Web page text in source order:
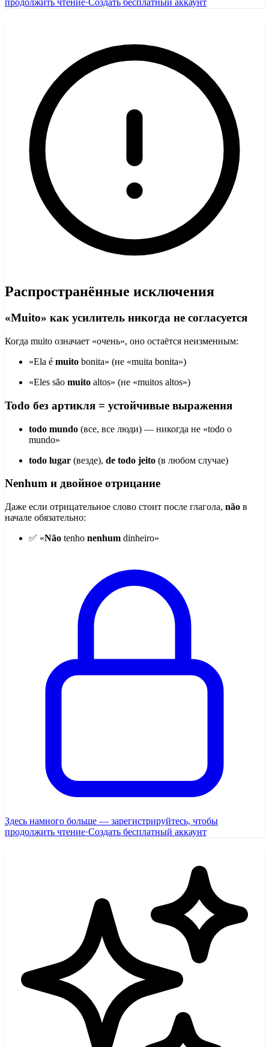
Распространённые исключения
«Muito» как усилитель никогда не согласуется
Когда muito означает «очень», оно остаётся неизменным:
«Ela é muito bonita» (не «muita bonita»)
«Eles são muito altos» (не «muitos altos»)
Todo без артикля = устойчивые выражения
todo mundo (все, все люди) — никогда не «todo o
mundo»
todo lugar (везде), de todo jeito (в любом случае)
Nenhum и двойное отрицание
Даже если отрицательное слово стоит после глагола, não в
начале обязательно:
✅ «Não tenho nenhum dinheiro»
Здесь намного больше — зарегистрируйтесь, чтобы
продолжить чтение·Создать бесплатный аккаунт